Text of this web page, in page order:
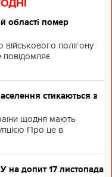
області помер
військового полігону
стикаються з
щодня мають
Про це в
на допит 17 листопада